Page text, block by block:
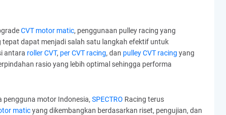
CVT motor matic, penggunaan pulley racing yang
dapat menjadi salah satu langkah efektif untuk
antara roller CVT, per CVT racing, dan pulley CVT racing yang
rasio yang lebih optimal sehingga performa
pengguna motor Indonesia, SPECTRO Racing terus
maticyang dikembangkan berdasarkan riset, pengujian, dan